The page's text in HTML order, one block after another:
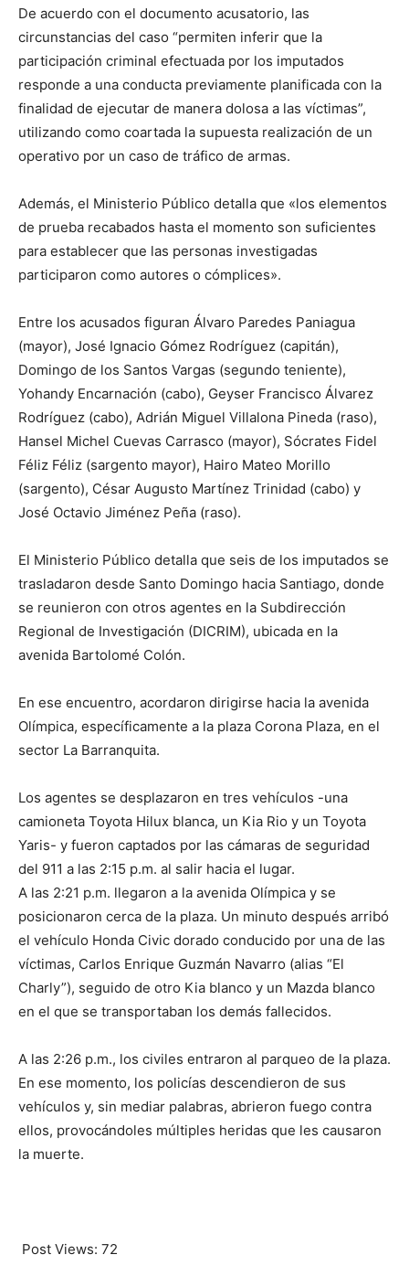
De acuerdo con el documento acusatorio, las
circunstancias del caso “permiten inferir que la
participación criminal efectuada por los imputados
responde a una conducta previamente planificada con la
finalidad de ejecutar de manera dolosa a las víctimas”,
utilizando como coartada la supuesta realización de un
operativo por un caso de tráfico de armas.
Además, el Ministerio Público detalla que «los elementos
de prueba recabados hasta el momento son suficientes
para establecer que las personas investigadas
participaron como autores o cómplices».
Entre los acusados figuran Álvaro Paredes Paniagua
(mayor), José Ignacio Gómez Rodríguez (capitán),
Domingo de los Santos Vargas (segundo teniente),
Yohandy Encarnación (cabo), Geyser Francisco Álvarez
Rodríguez (cabo), Adrián Miguel Villalona Pineda (raso),
Hansel Michel Cuevas Carrasco (mayor), Sócrates Fidel
Féliz Féliz (sargento mayor), Hairo Mateo Morillo
(sargento), César Augusto Martínez Trinidad (cabo) y
José Octavio Jiménez Peña (raso).
El Ministerio Público detalla que seis de los imputados se
trasladaron desde Santo Domingo hacia Santiago, donde
se reunieron con otros agentes en la Subdirección
Regional de Investigación (DICRIM), ubicada en la
avenida Bartolomé Colón.
En ese encuentro, acordaron dirigirse hacia la avenida
Olímpica, específicamente a la plaza Corona Plaza, en el
sector La Barranquita.
Los agentes se desplazaron en tres vehículos -una
camioneta Toyota Hilux blanca, un Kia Rio y un Toyota
Yaris- y fueron captados por las cámaras de seguridad
del 911 a las 2:15 p.m. al salir hacia el lugar.
A las 2:21 p.m. llegaron a la avenida Olímpica y se
posicionaron cerca de la plaza. Un minuto después arribó
el vehículo Honda Civic dorado conducido por una de las
víctimas, Carlos Enrique Guzmán Navarro (alias “El
Charly”), seguido de otro Kia blanco y un Mazda blanco
en el que se transportaban los demás fallecidos.
A las 2:26 p.m., los civiles entraron al parqueo de la plaza.
En ese momento, los policías descendieron de sus
vehículos y, sin mediar palabras, abrieron fuego contra
ellos, provocándoles múltiples heridas que les causaron
la muerte.
Post Views: 72